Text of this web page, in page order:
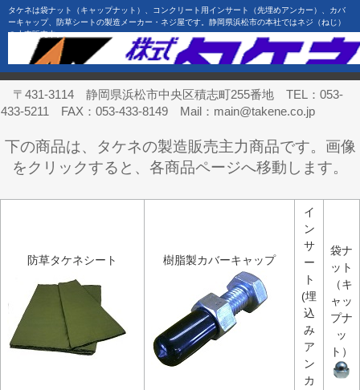
タケネは袋ナット（キャップナット）、コンクリート用インサート（先埋めアンカー）、カバ
ーキャップ、防草シートの製造メーカー・ネジ屋です。静岡県浜松市の本社ではネジ（ねじ）
の小売販売中。
〒431-3114 静岡県浜松市中央区積志町255番地 TEL：053-
433-5211 FAX：053-433-8149 Mail：main@takene.co.jp
下の商品は、タケネの製造販売主力商品です。画像
をクリックすると、各商品ページへ移動します。
防草タケネシート 樹脂製カバーキャップ
イ
ン
サ
ー
ト
(埋
込
み
ア
ン
カ
袋ナ
ット
（キ
ャッ
プナ
ッ
ト）